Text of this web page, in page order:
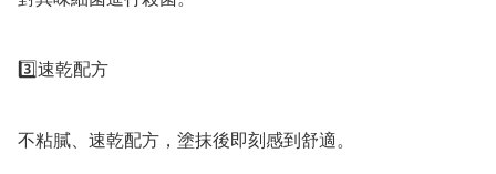
3️⃣速乾配方
不粘膩、速乾配方，塗抹後即刻感到舒適。